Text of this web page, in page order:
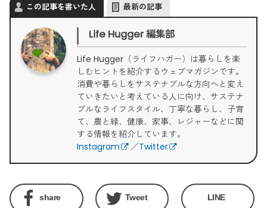
この記事を書いた人 最新の記事
Life Hugger 編集部
Life Hugger（ライフハガー）は暮らしを楽
しむヒントを紹介するウェブマガジンです。
消費や暮らしをサステナブルな方向へと変え
ていきたいと考えている人に向け、サステナ
ブルなライフスタイル、丁寧な暮らし、子育
て、農と緑、健康、家事、レジャーなどに関
する情報を紹介しています。
Instagram
／Twitter
share Tweet LINE